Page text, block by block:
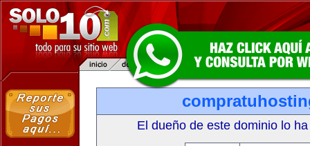
El dueño de este dominio lo